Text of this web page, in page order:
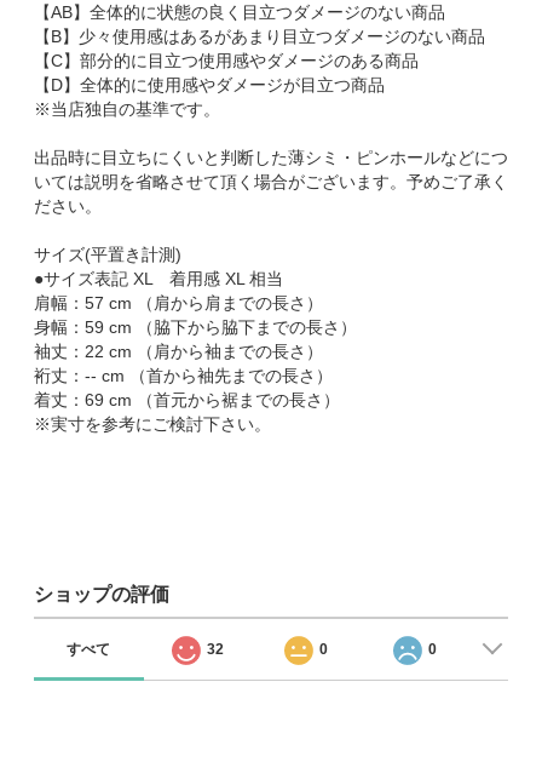
【AB】全体的に状態の良く目立つダメージのない商品
【B】少々使用感はあるがあまり目立つダメージのない商品
【C】部分的に目立つ使用感やダメージのある商品
【D】全体的に使用感やダメージが目立つ商品
※当店独自の基準です。
出品時に目立ちにくいと判断した薄シミ・ピンホールなどにつ
いては説明を省略させて頂く場合がございます。予めご了承く
ださい。
サイズ(平置き計測)
●サイズ表記 XL 着用感 XL 相当
肩幅：57 cm （肩から肩までの長さ）
身幅：59 cm （脇下から脇下までの長さ）
袖丈：22 cm （肩から袖までの長さ）
裄丈：-- cm （首から袖先までの長さ）
着丈：69 cm （首元から裾までの長さ）
※実寸を参考にご検討下さい。
ショップの評価
すべて 32 0 0